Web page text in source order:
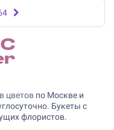
цветов по Москве и
Букеты с
флористов.